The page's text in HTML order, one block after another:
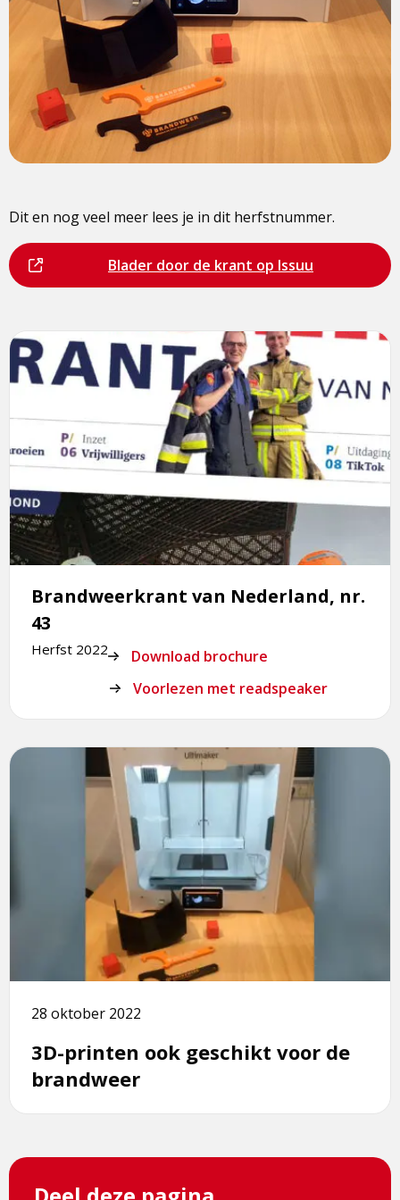
Dit en nog veel meer lees je in dit herfstnummer.
is
externe
pagina
Bezoek
de
Blader door de krant op Issuu
Brandweerkrant van Nederland, nr.
43
Herfst 2022
Download brochure
Dit
externe
pagina
Voorlezen met readspeaker
3D-printen ook geschikt voor de
brandweer
28 oktober 2022
Lees
voor